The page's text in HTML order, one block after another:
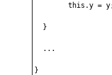
  }
  ...
}